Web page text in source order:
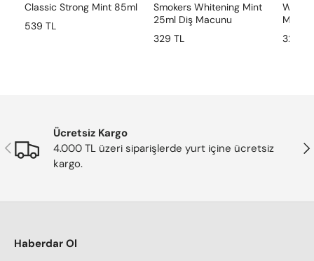
Classic Strong Mint 85ml
539 TL
Smokers Whitening Mint
25ml Diş Macunu
329 TL
329 TL
Önceki
Ücretsiz Kargo
4.000 TL üzeri siparişlerde yurt içine ücretsiz
kargo.
Haberdar Ol